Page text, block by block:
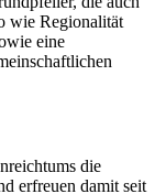
wie Regionalität
eine
die
erfreuen damit seit